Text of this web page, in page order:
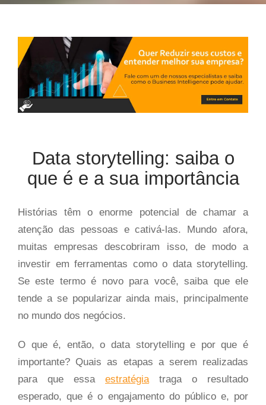
Data storytelling: saiba o
que é e a sua importância
Histórias têm o enorme potencial de chamar a
atenção das pessoas e cativá-las. Mundo afora,
muitas empresas descobriram isso, de modo a
investir em ferramentas como o data storytelling.
Se este termo é novo para você, saiba que ele
tende a se popularizar ainda mais, principalmente
no mundo dos negócios.
O que é, então, o data storytelling e por que é
importante? Quais as etapas a serem realizadas
para que essa estratégiatraga o resultado
esperado, que é o engajamento do público e, por